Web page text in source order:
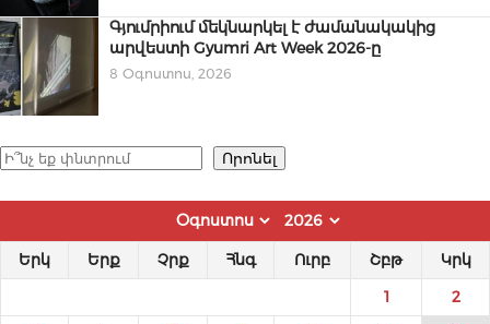
Գյումրիում մեկնարկել է ժամանակակից
արվեստի Gyumri Art Week 2026-ը
8 Օգոստոս, 2026
Որոնել Որոնել
Երկ Երք Չրք Հնգ Ուրբ Շբթ Կրկ
1 2